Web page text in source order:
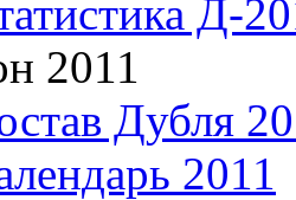
Д-
2011
Дубля
2011